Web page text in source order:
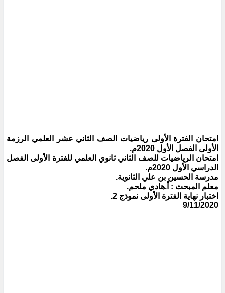
امتحان الفترة الأولى رياضيات الصف الثاني عشر العلمي الرزمة
الأولى الفصل الأول 2020م.
امتحان الرياضيات للصف الثاني ثانوي العلمي للفترة الأولى الفصل
الدراسي الأول 2020م.
مدرسة الحسين بن علي الثانوية.
معلم المبحث : أ.هادي ملحم.
اختبار نهاية الفترة الأولى نموذج 2.
9/11/2020